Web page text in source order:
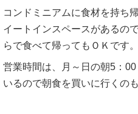
コンドミニアムに食材を持ち
イートインスペースがあるの
らで食べて帰ってもＯＫです。
営業時間は、月～日の朝5：
いるので朝食を買いに行くの